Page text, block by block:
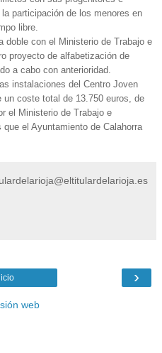
participación de los menores en
libre.
doble con el Ministerio de Trabajo e
proyecto de alfabetización de
a cabo con anterioridad.
instalaciones del Centro Joven
coste total de 13.750 euros, de
el Ministerio de Trabajo e
que el Ayuntamiento de Calahorra
›
web